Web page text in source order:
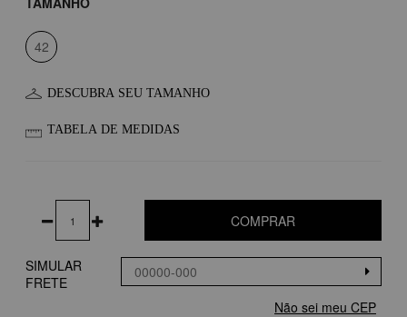
42
DESCUBRA SEU TAMANHO
TABELA DE MEDIDAS
COMPRAR
SIMULAR
FRETE
Não sei meu CEP